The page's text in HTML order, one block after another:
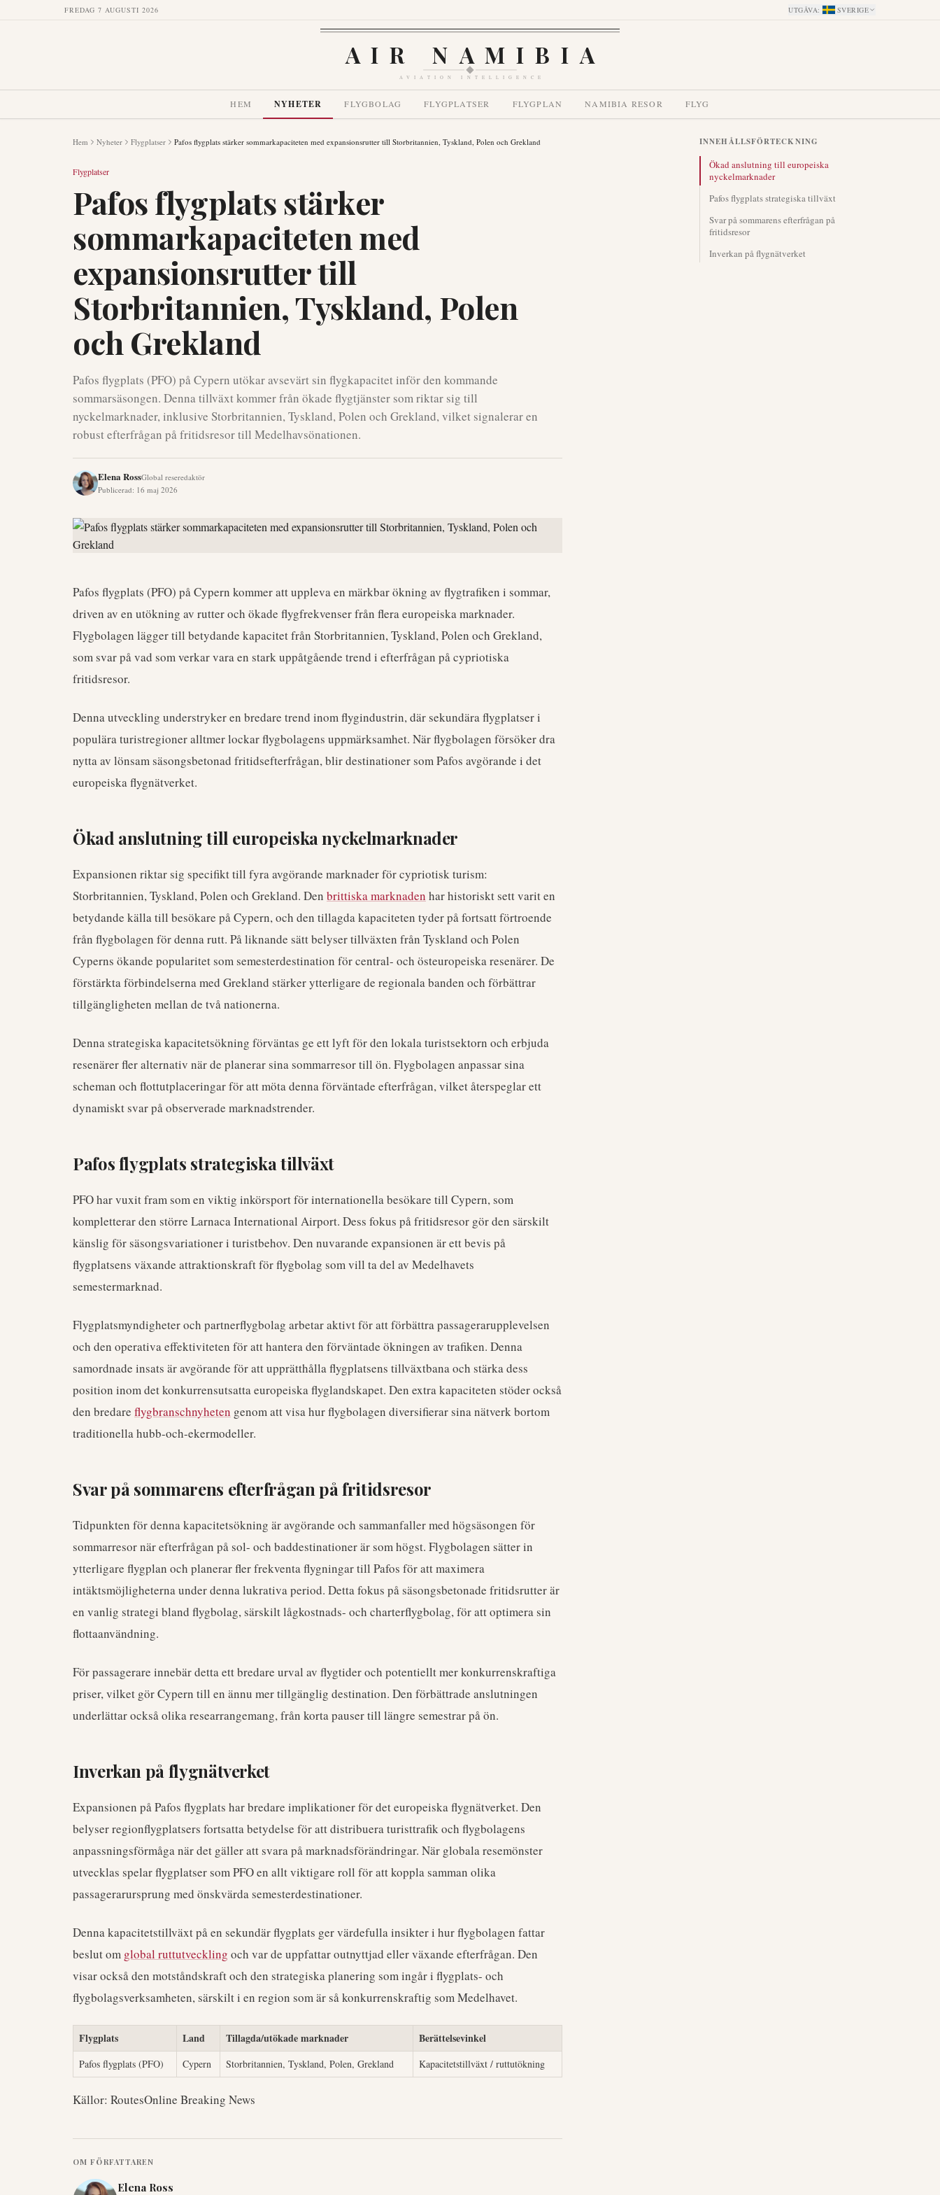
FREDAG 7 AUGUSTI 2026 UTGÅVA: SVERIGE
AIR NAMIBIA
AVIATION INTELLIGENCE
HEM NYHETER FLYGBOLAG FLYGPLATSER FLYGPLAN NAMIBIA RESOR FLYG
Hem Nyheter Flygplatser Pafos flygplats stärker sommarkapaciteten med expansionsrutter till Storbritannien, Tyskland, Polen och Grekland
Flygplatser
Pafos flygplats stärker
sommarkapaciteten med
expansionsrutter till
Storbritannien, Tyskland, Polen
och Grekland
Pafos flygplats (PFO) på Cypern utökar avsevärt sin flygkapacitet inför den kommande
sommarsäsongen. Denna tillväxt kommer från ökade flygtjänster som riktar sig till
nyckelmarknader, inklusive Storbritannien, Tyskland, Polen och Grekland, vilket signalerar en
robust efterfrågan på fritidsresor till Medelhavsönationen.
Elena RossGlobal reseredaktör
Publicerad: 16 maj 2026
Pafos flygplats (PFO) på Cypern kommer att uppleva en märkbar ökning av flygtrafiken i sommar,
driven av en utökning av rutter och ökade flygfrekvenser från flera europeiska marknader.
Flygbolagen lägger till betydande kapacitet från Storbritannien, Tyskland, Polen och Grekland,
som svar på vad som verkar vara en stark uppåtgående trend i efterfrågan på cypriotiska
fritidsresor.
Denna utveckling understryker en bredare trend inom flygindustrin, där sekundära flygplatser i
populära turistregioner alltmer lockar flygbolagens uppmärksamhet. När flygbolagen försöker dra
nytta av lönsam säsongsbetonad fritidsefterfrågan, blir destinationer som Pafos avgörande i det
europeiska flygnätverket.
Ökad anslutning till europeiska nyckelmarknader
Expansionen riktar sig specifikt till fyra avgörande marknader för cypriotisk turism:
Storbritannien, Tyskland, Polen och Grekland. Den brittiska marknaden har historiskt sett varit en
betydande källa till besökare på Cypern, och den tillagda kapaciteten tyder på fortsatt förtroende
från flygbolagen för denna rutt. På liknande sätt belyser tillväxten från Tyskland och Polen
Cyperns ökande popularitet som semesterdestination för central- och östeuropeiska resenärer. De
förstärkta förbindelserna med Grekland stärker ytterligare de regionala banden och förbättrar
tillgängligheten mellan de två nationerna.
Denna strategiska kapacitetsökning förväntas ge ett lyft för den lokala turistsektorn och erbjuda
resenärer fler alternativ när de planerar sina sommarresor till ön. Flygbolagen anpassar sina
scheman och flottutplaceringar för att möta denna förväntade efterfrågan, vilket återspeglar ett
dynamiskt svar på observerade marknadstrender.
Pafos flygplats strategiska tillväxt
PFO har vuxit fram som en viktig inkörsport för internationella besökare till Cypern, som
kompletterar den större Larnaca International Airport. Dess fokus på fritidsresor gör den särskilt
känslig för säsongsvariationer i turistbehov. Den nuvarande expansionen är ett bevis på
flygplatsens växande attraktionskraft för flygbolag som vill ta del av Medelhavets
semestermarknad.
Flygplatsmyndigheter och partnerflygbolag arbetar aktivt för att förbättra passagerarupplevelsen
och den operativa effektiviteten för att hantera den förväntade ökningen av trafiken. Denna
samordnade insats är avgörande för att upprätthålla flygplatsens tillväxtbana och stärka dess
position inom det konkurrensutsatta europeiska flyglandskapet. Den extra kapaciteten stöder också
den bredare flygbranschnyheten genom att visa hur flygbolagen diversifierar sina nätverk bortom
traditionella hubb-och-ekermodeller.
Svar på sommarens efterfrågan på fritidsresor
Tidpunkten för denna kapacitetsökning är avgörande och sammanfaller med högsäsongen för
sommarresor när efterfrågan på sol- och baddestinationer är som högst. Flygbolagen sätter in
ytterligare flygplan och planerar fler frekventa flygningar till Pafos för att maximera
intäktsmöjligheterna under denna lukrativa period. Detta fokus på säsongsbetonade fritidsrutter är
en vanlig strategi bland flygbolag, särskilt lågkostnads- och charterflygbolag, för att optimera sin
flottaanvändning.
För passagerare innebär detta ett bredare urval av flygtider och potentiellt mer konkurrenskraftiga
priser, vilket gör Cypern till en ännu mer tillgänglig destination. Den förbättrade anslutningen
underlättar också olika researrangemang, från korta pauser till längre semestrar på ön.
Inverkan på flygnätverket
Expansionen på Pafos flygplats har bredare implikationer för det europeiska flygnätverket. Den
belyser regionflygplatsers fortsatta betydelse för att distribuera turisttrafik och flygbolagens
anpassningsförmåga när det gäller att svara på marknadsförändringar. När globala resemönster
utvecklas spelar flygplatser som PFO en allt viktigare roll för att koppla samman olika
passagerarursprung med önskvärda semesterdestinationer.
Denna kapacitetstillväxt på en sekundär flygplats ger värdefulla insikter i hur flygbolagen fattar
beslut om global ruttutveckling och var de uppfattar outnyttjad eller växande efterfrågan. Den
visar också den motståndskraft och den strategiska planering som ingår i flygplats- och
flygbolagsverksamheten, särskilt i en region som är så konkurrenskraftig som Medelhavet.
Flygplats Land Tillagda/utökade marknader Berättelsevinkel
Pafos flygplats (PFO) Cypern Storbritannien, Tyskland, Polen, Grekland Kapacitetstillväxt / ruttutökning
Källor: RoutesOnline Breaking News
OM FÖRFATTAREN
Elena Ross
INNEHÅLLSFÖRTECKNING
Ökad anslutning till europeiska
nyckelmarknader
Pafos flygplats strategiska tillväxt
Svar på sommarens efterfrågan på
fritidsresor
Inverkan på flygnätverket